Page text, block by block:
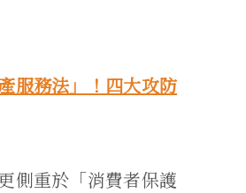
服務法」！四大攻防
側重於「消費者保護